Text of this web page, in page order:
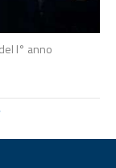
I° anno